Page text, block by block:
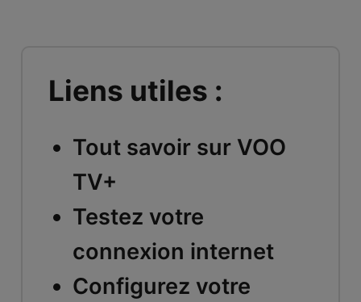
Liens utiles :
Tout savoir sur VOO
TV+
Testez votre
connexion internet
Configurez votre